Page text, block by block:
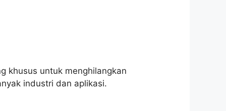
khusus untuk menghilangkan
industri dan aplikasi.